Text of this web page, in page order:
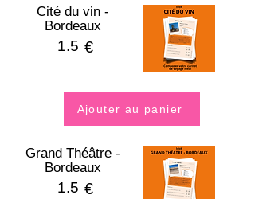
Cité du vin -
Bordeaux
1.5 €
Ajouter au panier
Grand Théâtre -
Bordeaux
1.5 €